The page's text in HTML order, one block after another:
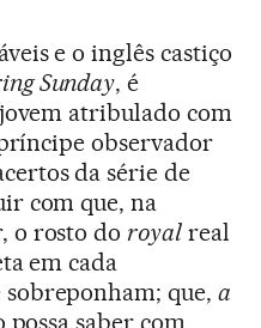
e o inglês castiço
Sunday, é
atribulado com
príncipe observador
da série de
com que, na
o rosto doroyal real
em cada
sobreponham; que,a